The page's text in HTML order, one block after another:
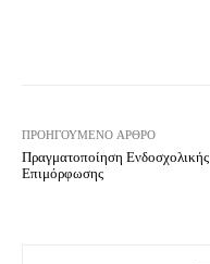
ΠΡΟΗΓΟΎΜΕΝΟ ΆΡΘΡΟ
Πραγματοποίηση Ενδοσχολικής
Επιμόρφωσης